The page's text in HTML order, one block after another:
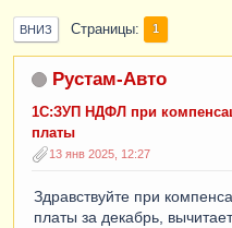
ВНИЗ Страницы 1
Рустам-Авто
1С:ЗУП НДФЛ при
платы
13 янв 2025, 12:27
Здравствуйте при
платы за декабрь,